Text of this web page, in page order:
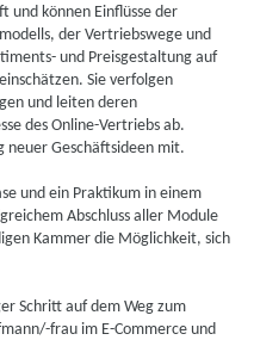
und können Einflüsse der
der Vertriebswege und
und Preisgestaltung auf
Sie verfolgen
und leiten deren
des Online-Vertriebs ab.
neuer Geschäftsideen mit.
und ein Praktikum in einem
Abschluss aller Module
Kammer die Möglichkeit, sich
Schritt auf dem Weg zum
frau im E-Commerce und